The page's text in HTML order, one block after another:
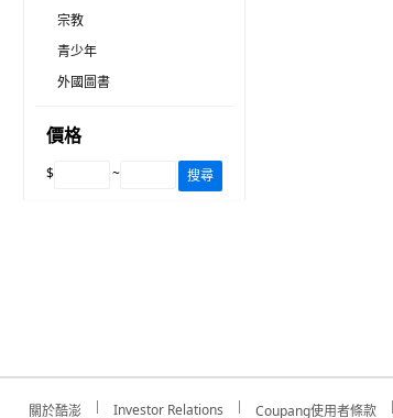
宗教
青少年
外國圖書
價格
$ ~ 搜尋
關於酷澎 Investor Relations Coupang使用者條款